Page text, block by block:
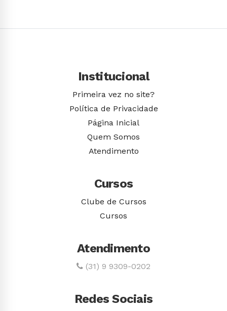
Institucional
Primeira vez no site?
Política de Privacidade
Página Inicial
Quem Somos
Atendimento
Cursos
Clube de Cursos
Cursos
Atendimento
(31) 9 9309-0202
Redes Sociais